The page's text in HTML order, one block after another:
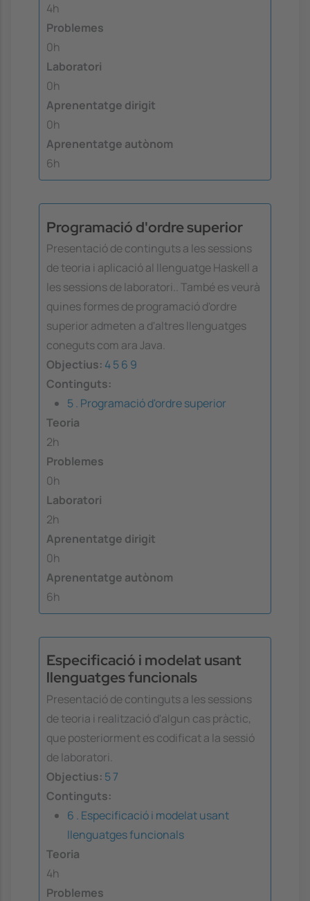
4h
Problemes
0h
Laboratori
0h
Aprenentatge dirigit
0h
Aprenentatge autònom
6h
Programació d'ordre superior
Presentació de continguts a les sessions
de teoria i aplicació al llenguatge Haskell a
les sessions de laboratori.. També es veurà
quines formes de programació d'ordre
superior admeten a d'altres llenguatges
coneguts com ara Java.
Objectius: 456 9
Continguts:
5 . Programació d'ordre superior
Teoria
2h
Problemes
0h
Laboratori
2h
Aprenentatge dirigit
0h
Aprenentatge autònom
6h
Especificació i modelat usant
llenguatges funcionals
Presentació de continguts a les sessions
de teoria i realització d'algun cas pràctic,
que posteriorment es codificat a la sessió
de laboratori.
Objectius: 57
Continguts:
6 . Especificació i modelat usant
llenguatges funcionals
Teoria
4h
Problemes